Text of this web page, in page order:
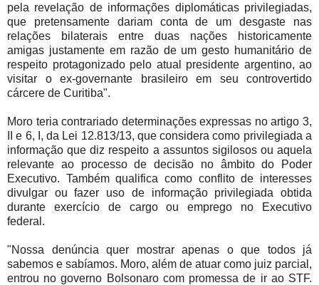
pela revelação de informações diplomáticas privilegiadas,
que pretensamente dariam conta de um desgaste nas
relações bilaterais entre duas nações historicamente
amigas justamente em razão de um gesto humanitário de
respeito protagonizado pelo atual presidente argentino, ao
visitar o ex-governante brasileiro em seu controvertido
cárcere de Curitiba".
Moro teria contrariado determinações expressas no artigo 3,
II e 6, I, da Lei 12.813/13, que considera como privilegiada a
informação que diz respeito a assuntos sigilosos ou aquela
relevante ao processo de decisão no âmbito do Poder
Executivo. Também qualifica como conflito de interesses
divulgar ou fazer uso de informação privilegiada obtida
durante exercício de cargo ou emprego no Executivo
federal.
"Nossa denúncia quer mostrar apenas o que todos já
sabemos e sabíamos. Moro, além de atuar como juiz parcial,
entrou no governo Bolsonaro com promessa de ir ao STF.